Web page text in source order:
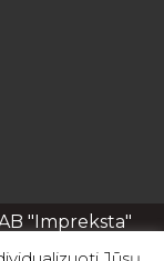
"Impreksta"
politika